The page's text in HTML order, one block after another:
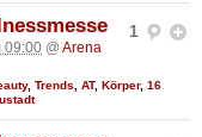
1
09:00 @ Arena
, Trends AT, Körper, 16